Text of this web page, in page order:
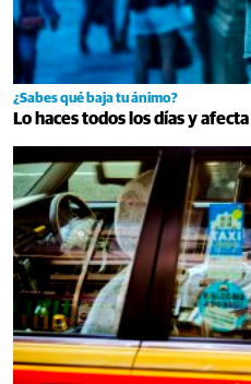
¿Sabes qué baja tu ánimo?
Lo haces todos los días y